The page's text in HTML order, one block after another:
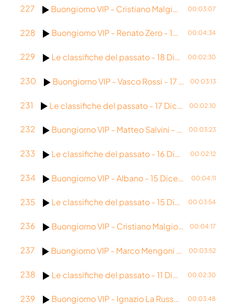
227 Buongiorno VIP - Cristiano Malgioglio - 19 Dicembre 2025 00:03:07
228 Buongiorno VIP - Renato Zero - 18 Dicembre 2025 00:04:34
229 Le classifiche del passato - 18 Dicembre 2025 00:02:30
230 Buongiorno VIP - Vasco Rossi - 17 Dicembre 2025 00:03:13
231 Le classifiche del passato - 17 Dicembre 2025 00:02:10
232 Buongiorno VIP - Matteo Salvini - 16 Dicembre 2025 00:03:23
233 Le classifiche del passato - 16 Dicembre 2025 00:02:12
234 Buongiorno VIP - Albano - 15 Dicembre 2025 00:04:11
235 Le classifiche del passato - 15 Dicembre 2025 00:03:54
236 Buongiorno VIP - Cristiano Malgioglio - 12 Dicembre 2025 00:04:17
237 Buongiorno VIP - Marco Mengoni - 11 Dicembre 2025 00:03:52
238 Le classifiche del passato - 11 Dicembre 2025 00:02:30
239 Buongiorno VIP - Ignazio La Russa - 10 Dicembre 2025 00:03:48